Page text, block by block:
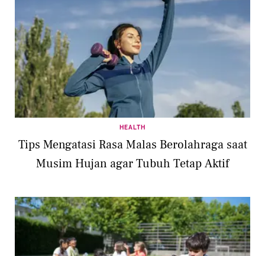
HEALTH
Tips Mengatasi Rasa Malas Berolahraga saat
Musim Hujan agar Tubuh Tetap Aktif